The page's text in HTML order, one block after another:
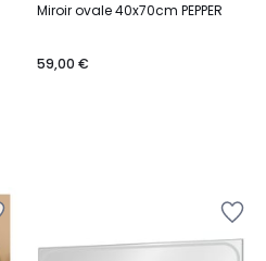
Miroir ovale 40x70cm PEPPER
59,00 €